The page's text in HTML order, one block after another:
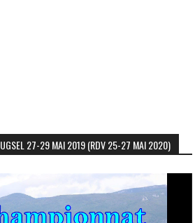
UGSEL 27-29 MAI 2019 (RDV 25-27 MAI 2020)